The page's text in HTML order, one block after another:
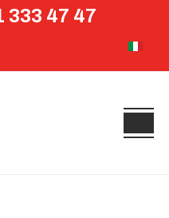
333 47 47
Select